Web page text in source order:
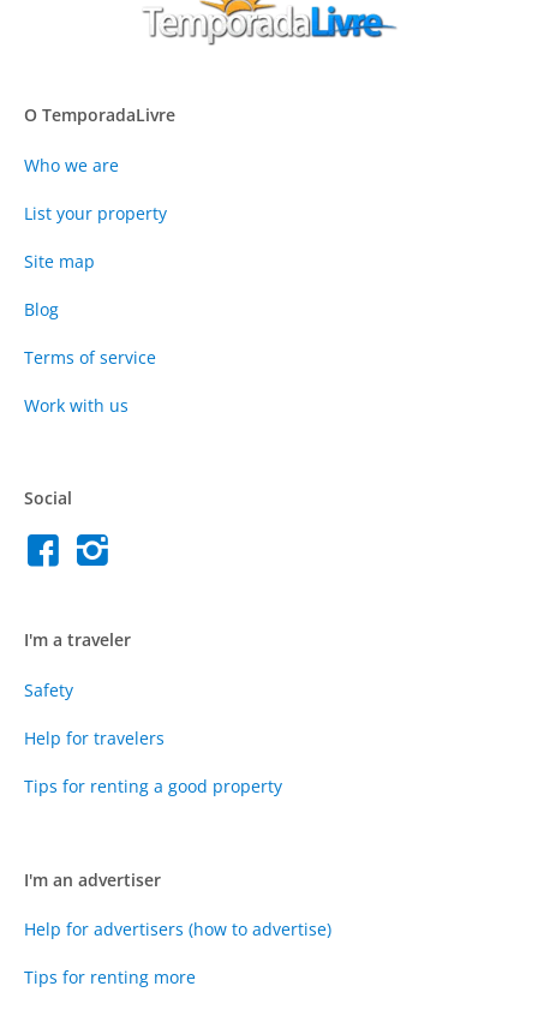
O TemporadaLivre
Who we are
List your property
Site map
Blog
Terms of service
Work with us
Social
I'm a traveler
Safety
Help for travelers
Tips for renting a good property
I'm an advertiser
Help for advertisers (how to advertise)
Tips for renting more